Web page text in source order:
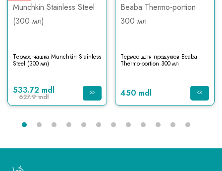
Термос-чашка Munchkin Stainless
Steel (300 мл)
533.72 mdl
627.9 mdl
Термос для продуктов Beaba
Thermo-portion 300 мл
450 mdl